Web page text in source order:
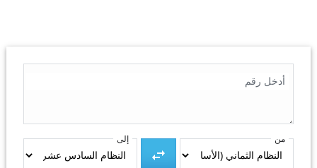
أدخل رقم
من إلى